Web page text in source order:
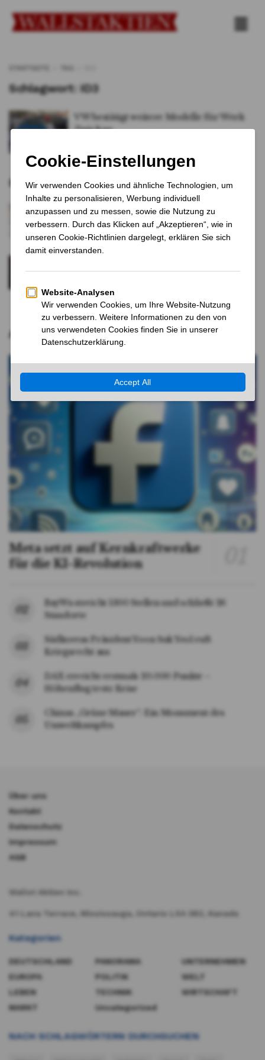
Schlagwort:ID3
VW bestätigt weitere Modelle für Werk
Zwickau
Empfohlene Artikel
Papst Franziskus‘ Tod erschüttert Kirche
und Weltpolitik
1 JAHR VOR
Bargeldversorgung in Gefahr
2 JAHREN VOR
Aktuelle Nachrichten
Meta setzt auf Kernkraftwerke
für die KI-Revolution
BayWa streicht 1300 Stellen und schließt 26
Standorte
Südkoreas Präsident Yoon Suk Yeol ruft
Kriegsrecht aus
DAX erreicht erstmals 20.000 Punkte –
Höhenflug trotz Krise
Chinas „Grüne Mauer“: Ein Monument des
Umweltkampfes
Über uns
Kontakt
Datenschutz
Impressum
AGB
Wallst Aktien Inc.
41 Lana Terrace, Mississauga, Ontario L5A 3B2, Kanada​
Kategorien
DEUTSCHLAND
EUROPA
LEBEN
MARKT
PANORAMA
POLITIK
TECHNIK
Uncategorized
UNTERNEHMEN
WELT
WIRTSCHAFT
NACH SCHLAGWÖRTERN DURCHSUCHEN